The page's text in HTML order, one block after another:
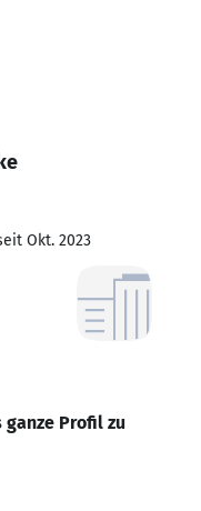
Okt. 2023
ganze Profil zu